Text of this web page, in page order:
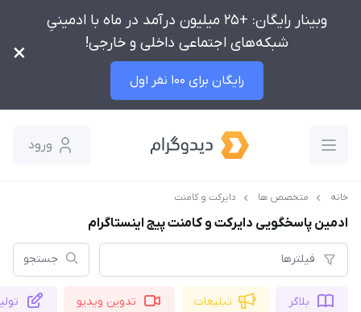
وبینار رایگان: +25 میلیون درآمد در ماه با ادمینیِ
شبکه‌های اجتماعی داخلی و خارجی!
رایگان برای 100 نفر اول
×
ورود
خانه متخصص ها دایرکت و کامنت
ادمین پاسخگویی دایرکت و کامنت پیج اینستاگرام
فیلترها جستجو
بلاگر تبلیغات تدوین ویدیو